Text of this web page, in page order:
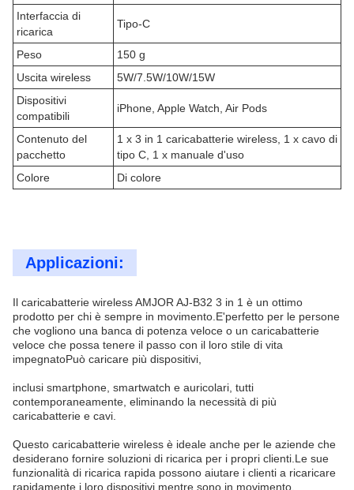
Interfaccia di
ricarica
Tipo-C
Peso
150 g
Uscita wireless
5W/7.5W/10W/15W
Dispositivi
compatibili
iPhone, Apple Watch, Air Pods
Contenuto del
pacchetto
1 x 3 in 1 caricabatterie wireless, 1 x cavo di
tipo C, 1 x manuale d'uso
Colore
Di colore
Applicazioni:
Il caricabatterie wireless AMJOR AJ-B32 3 in 1 è un ottimo
prodotto per chi è sempre in movimento.E'perfetto per le persone
che vogliono una banca di potenza veloce o un caricabatterie
veloce che possa tenere il passo con il loro stile di vita
impegnatoPuò caricare più dispositivi,
inclusi smartphone, smartwatch e auricolari, tutti
contemporaneamente, eliminando la necessità di più
caricabatterie e cavi.
Questo caricabatterie wireless è ideale anche per le aziende che
desiderano fornire soluzioni di ricarica per i propri clienti.Le sue
funzionalità di ricarica rapida possono aiutare i clienti a ricaricare
rapidamente i loro dispositivi mentre sono in movimento,